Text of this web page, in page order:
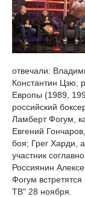
отвечали:
Константин Цзю,
Европы (1989,
российский
Ламберт Фогум,
Евгений
боя; Грег Харди,
участник
Россиянин
Фогум
ТВ" 28 ноября.